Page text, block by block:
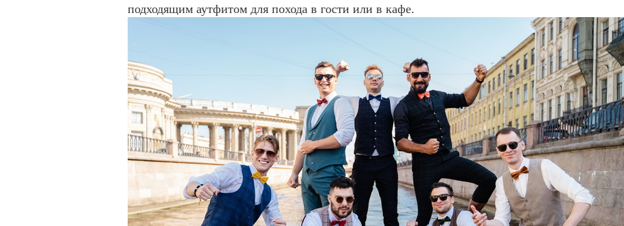
подходящим аутфитом для похода в гости или в кафе.